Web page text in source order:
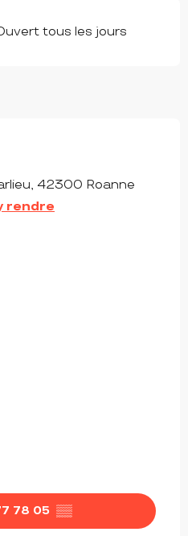
tous les jours
42300 Roanne
rendre
78 05 ▒▒